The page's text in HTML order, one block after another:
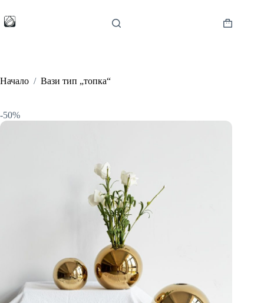
to
content
Shopping
Начало / Вази тип „топка“
-50%